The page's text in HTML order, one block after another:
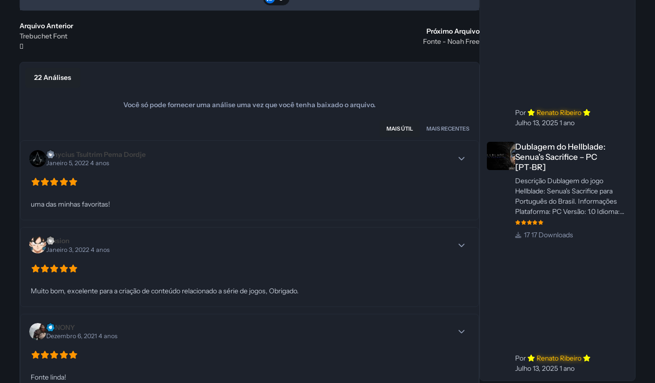
Arquivo Anterior
Trebuchet Font
Próximo Arquivo
Fonte - Noah Free
22 Análises
Você só pode fornecer uma análise uma vez que você tenha baixado o arquivo.
MAIS ÚTIL MAIS RECENTES
Vinycius Tsultrim Pema Dordje
Janeiro 5, 20224 anos
uma das minhas favoritas!
illusion
Janeiro 3, 20224 anos
Muito bom, excelente para a criação de conteúdo relacionado a série de jogos, Obrigado.
LANONY
Dezembro 6, 20214 anos
Fonte linda!
Por
Renato Ribeiro
Julho 13, 20251 ano
Dublagem do Hellblade:
Senua's Sacrifice – PC
[PT‑BR]
Descrição Dublagem do jogo
Hellblade: Senua's Sacrifice para
Português do Brasil. Informações
Plataforma: PC Versão: 1.0 Idioma:
Português‑BR Versão Suportada:
Steam Idioma Suportado: Inglês
17 Downloads
Por
Renato Ribeiro
Julho 13, 20251 ano